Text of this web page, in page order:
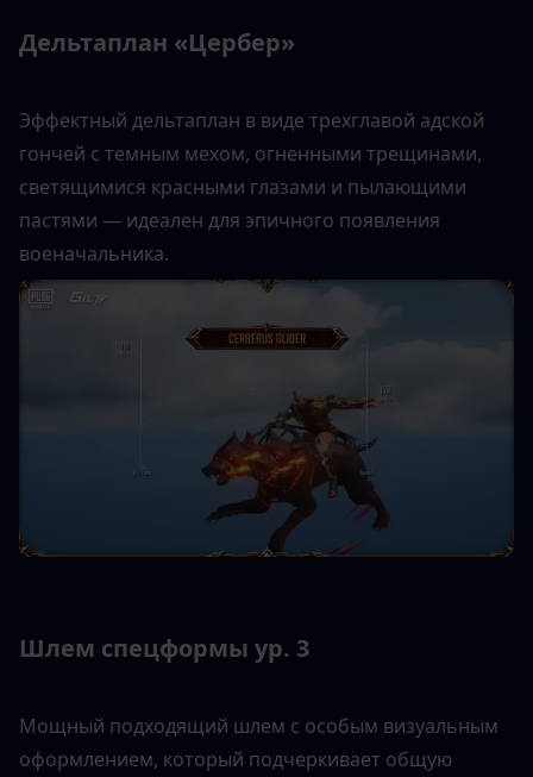
Дельтаплан «Цербер»
Эффектный дельтаплан в виде трехглавой адской
гончей с темным мехом, огненными трещинами,
светящимися красными глазами и пылающими
пастями — идеален для эпичного появления
военачальника.
Шлем спецформы ур. 3
Мощный подходящий шлем с особым визуальным
оформлением, который подчеркивает общую